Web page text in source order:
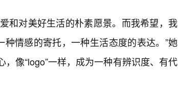
和对美好生活的朴素愿景。而我希望，我
种情感的寄托，一种生活态度的表达。”她
像“logo”一样，成为一种有辨识度、有代